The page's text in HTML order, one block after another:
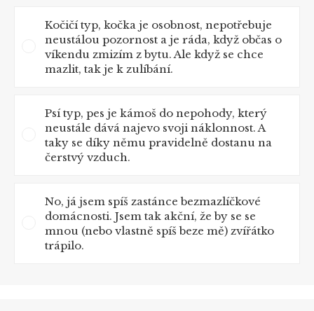
Kočičí typ, kočka je osobnost, nepotřebuje
neustálou pozornost a je ráda, když občas o
víkendu zmizím z bytu. Ale když se chce
mazlit, tak je k zulíbání.
Psí typ, pes je kámoš do nepohody, který
neustále dává najevo svoji náklonnost. A
taky se díky němu pravidelně dostanu na
čerstvý vzduch.
No, já jsem spíš zastánce bezmazlíčkové
domácnosti. Jsem tak akční, že by se se
mnou (nebo vlastně spíš beze mě) zvířátko
trápilo.